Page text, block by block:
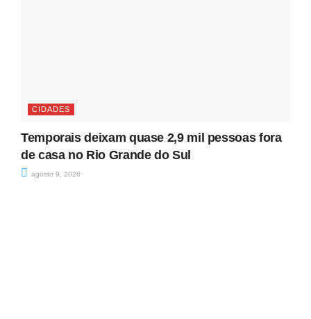
CIDADES
Temporais deixam quase 2,9 mil pessoas fora
de casa no Rio Grande do Sul
agosto 9, 2026